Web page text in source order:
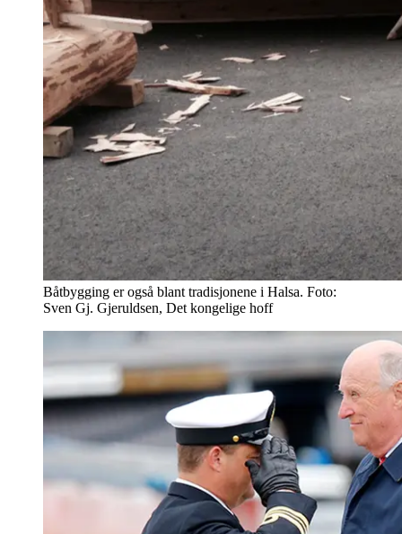
Båtbygging er også blant tradisjonene i Halsa. Foto:
Sven Gj. Gjeruldsen, Det kongelige hoff